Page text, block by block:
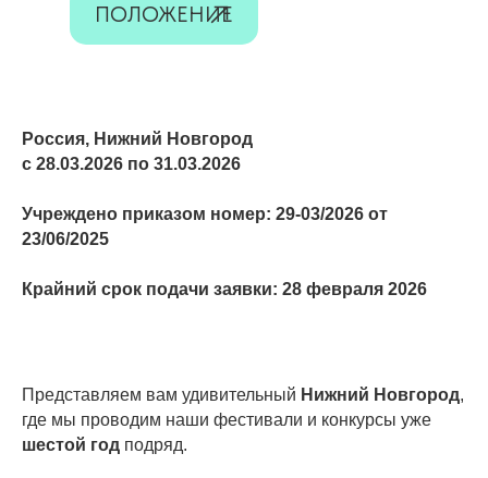
ПОЛОЖЕНИЕ
Россия, Нижний Новгород
с 28.03.2026 по 31.03.2026
Учреждено приказом номер: 29-03/2026 от
23/06/2025
Крайний срок подачи заявки: 28 февраля 2026
Представляем вам удивительный Нижний Новгород,
где мы проводим наши фестивали и конкурсы уже
шестой год подряд.